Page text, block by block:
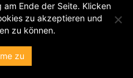
Ende der Seite. Klicken
zu akzeptieren und
zu können.
zu